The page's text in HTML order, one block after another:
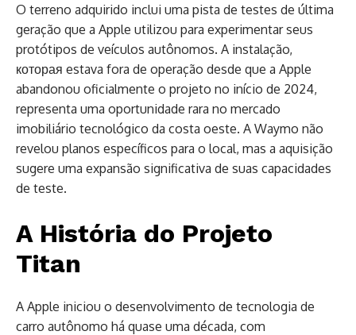
O terreno adquirido inclui uma pista de testes de última
geração que a Apple utilizou para experimentar seus
protótipos de veículos autônomos. A instalação,
которая estava fora de operação desde que a Apple
abandonou oficialmente o projeto no início de 2024,
representa uma oportunidade rara no mercado
imobiliário tecnológico da costa oeste. A Waymo não
revelou planos específicos para o local, mas a aquisição
sugere uma expansão significativa de suas capacidades
de teste.
A História do Projeto
Titan
A Apple iniciou o desenvolvimento de tecnologia de
carro autônomo há quase uma década, com